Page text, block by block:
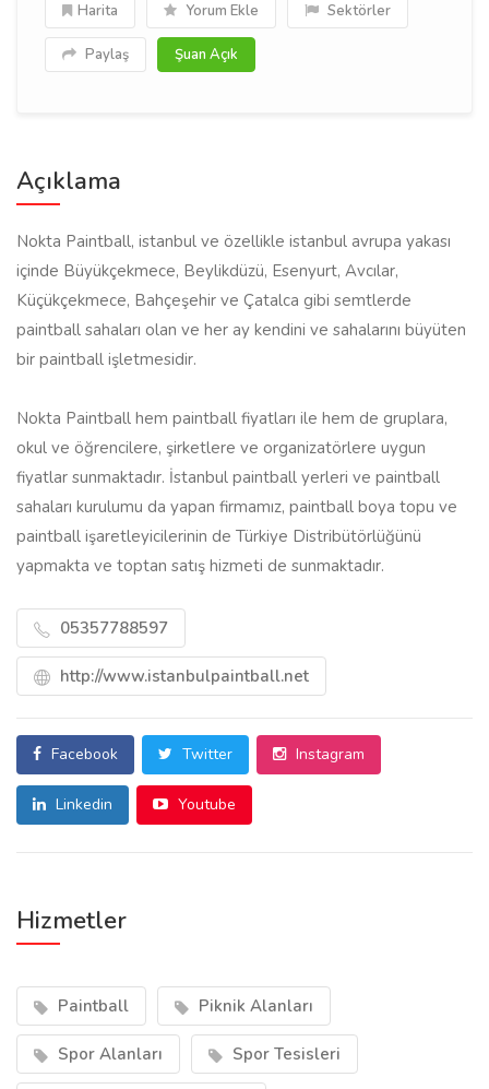
Harita Yorum Ekle Sektörler
Paylaş Şuan Açık
Açıklama
Nokta Paintball, istanbul ve özellikle istanbul avrupa yakası
içinde Büyükçekmece, Beylikdüzü, Esenyurt, Avcılar,
Küçükçekmece, Bahçeşehir ve Çatalca gibi semtlerde
paintball sahaları olan ve her ay kendini ve sahalarını büyüten
bir paintball işletmesidir.
Nokta Paintball hem paintball fiyatları ile hem de gruplara,
okul ve öğrencilere, şirketlere ve organizatörlere uygun
fiyatlar sunmaktadır. İstanbul paintball yerleri ve paintball
sahaları kurulumu da yapan firmamız, paintball boya topu ve
paintball işaretleyicilerinin de Türkiye Distribütörlüğünü
yapmakta ve toptan satış hizmeti de sunmaktadır.
05357788597
http://www.istanbulpaintball.net
Facebook Twitter Instagram
Linkedin Youtube
Hizmetler
Paintball Piknik Alanları
Spor Alanları Spor Tesisleri